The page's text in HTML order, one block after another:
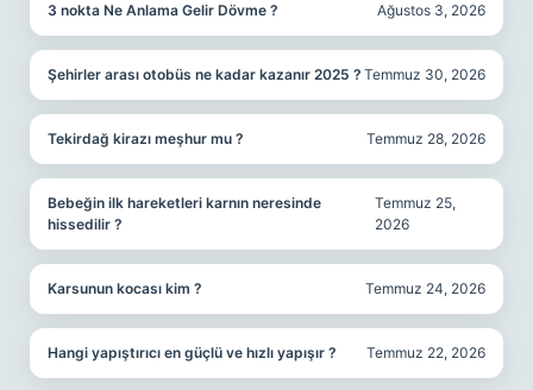
3 nokta Ne Anlama Gelir Dövme ? Ağustos 3, 2026
Şehirler arası otobüs ne kadar kazanır 2025 ? Temmuz 30, 2026
Tekirdağ kirazı meşhur mu ? Temmuz 28, 2026
Bebeğin ilk hareketleri karnın neresinde
hissedilir ?
Temmuz 25,
2026
Karsunun kocası kim ? Temmuz 24, 2026
Hangi yapıştırıcı en güçlü ve hızlı yapışır ? Temmuz 22, 2026